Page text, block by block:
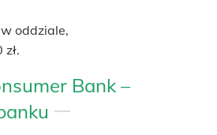
oddziale,
Bank –